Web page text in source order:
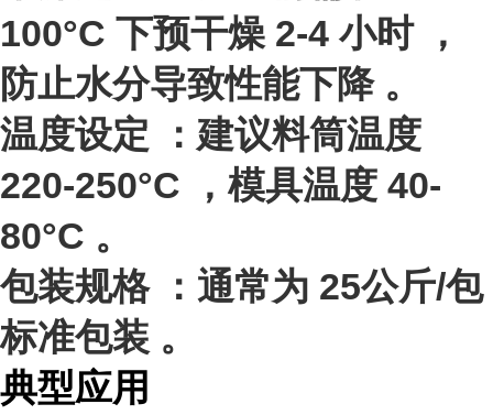
100°C 下预干燥 2-4 小时，
防止水分导致性能下降 。
温度设定 ：建议料筒温度
220-250°C ，模具温度 40-
80°C 。
包装规格：通常为 25公斤/包
标准包装 。
典型应用